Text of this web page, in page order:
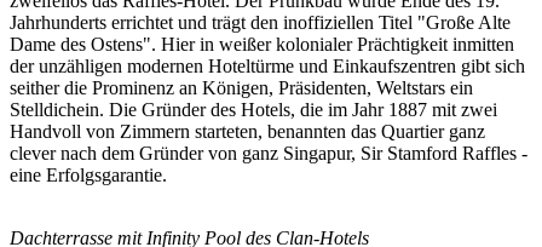
Jahrhunderts errichtet und trägt den inoffiziellen Titel "Große Alte
Dame des Ostens". Hier in weißer kolonialer Prächtigkeit inmitten
der unzähligen modernen Hoteltürme und Einkaufszentren gibt sich
seither die Prominenz an Königen, Präsidenten, Weltstars ein
Stelldichein. Die Gründer des Hotels, die im Jahr 1887 mit zwei
Handvoll von Zimmern starteten, benannten das Quartier ganz
clever nach dem Gründer von ganz Singapur, Sir Stamford Raffles -
eine Erfolgsgarantie.
Dachterrasse mit Infinity Pool des Clan-Hotels